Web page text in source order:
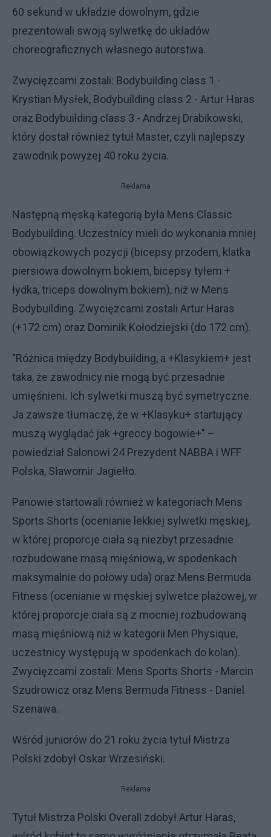
60 sekund w układzie dowolnym, gdzie
prezentowali swoją sylwetkę do układów
choreograficznych własnego autorstwa.
Zwycięzcami zostali: Bodybuilding class 1 -
Krystian Mysłek, Bodybuilding class 2 - Artur Haras
oraz Bodybuilding class 3 - Andrzej Drabikowski,
który dostał również tytuł Master, czyli najlepszy
zawodnik powyżej 40 roku życia.
Reklama
Następną męską kategorią była Mens Classic
Bodybuilding. Uczestnicy mieli do wykonania mniej
obowiązkowych pozycji (bicepsy przodem, klatka
piersiowa dowolnym bokiem, bicepsy tyłem +
łydka, triceps dowolnym bokiem), niż w Mens
Bodybuilding. Zwycięzcami zostali Artur Haras
(+172 cm) oraz Dominik Kołodziejski (do 172 cm).
"Różnica między Bodybuilding, a +Klasykiem+ jest
taka, że zawodnicy nie mogą być przesadnie
umięśnieni. Ich sylwetki muszą być symetryczne.
Ja zawsze tłumaczę, że w +Klasyku+ startujący
muszą wyglądać jak +greccy bogowie+" –
powiedział Salonowi 24 Prezydent NABBA i WFF
Polska, Sławomir Jagiełło.
Panowie startowali również w kategoriach Mens
Sports Shorts (ocenianie lekkiej sylwetki męskiej,
w której proporcje ciała są niezbyt przesadnie
rozbudowane masą mięśniową, w spodenkach
maksymalnie do połowy uda) oraz Mens Bermuda
Fitness (ocenianie w męskiej sylwetce plażowej, w
której proporcje ciała są z mocniej rozbudowaną
masą mięśniową niż w kategorii Men Physique,
uczestnicy występują w spodenkach do kolan).
Zwycięzcami zostali: Mens Sports Shorts - Marcin
Szudrowicz oraz Mens Bermuda Fitness - Daniel
Szenawa.
Wśród juniorów do 21 roku życia tytuł Mistrza
Polski zdobył Oskar Wrzesiński.
Reklama
Tytuł Mistrza Polski Overall zdobył Artur Haras,